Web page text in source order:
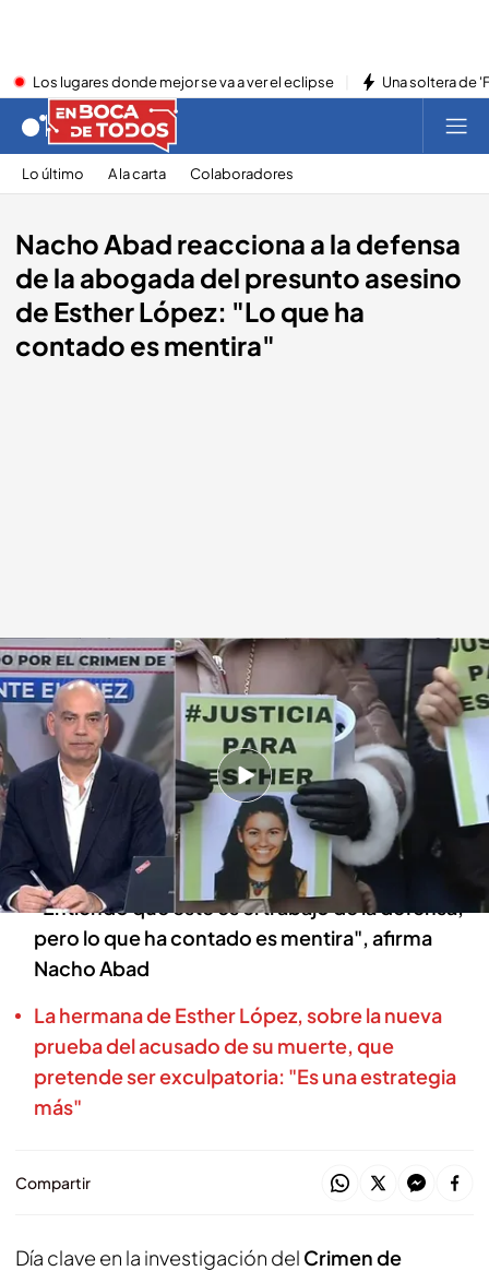
Los lugares donde mejor se va a ver el eclipse Una soltera de
Lo último A la carta Colaboradores
Nacho Abad reacciona a la defensa
de la abogada del presunto asesino
de Esther López: "Lo que ha
contado es mentira"
Nacho Abad
En boca de todos
20 DIC 2024 - 14:13h.
Nacho Abad, de la defensa del presunto
asesino de Esther López: "No es una
interpretación exacta justa y neutral"
"Entiendo que este es el trabajo de la defensa,
pero lo que ha contado es mentira", afirma
Nacho Abad
La hermana de Esther López, sobre la nueva
prueba del acusado de su muerte, que
pretende ser exculpatoria: "Es una estrategia
más"
Compartir
Día clave en la investigación del Crimen de